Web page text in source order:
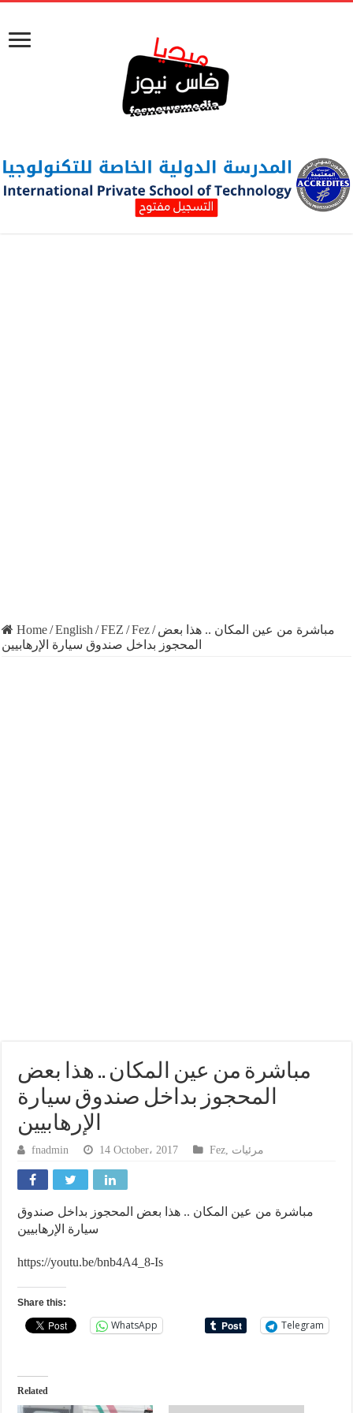
Home/English /FEZ /Fez/ مباشرة من عين المكان .. هذا بعض
المحجوز بداخل صندوق سيارة الإرهابيين
مباشرة من عين المكان .. هذا بعض
المحجوز بداخل صندوق سيارة
الإرهابيين
fnadmin 14 October، 2017 Fez مرئيات
مباشرة من عين المكان .. هذا بعض المحجوز بداخل صندوق
سيارة الإرهابيين
https://youtu.be/bnb4A4_8-Is
Share this:
WhatsApp Telegram
Related